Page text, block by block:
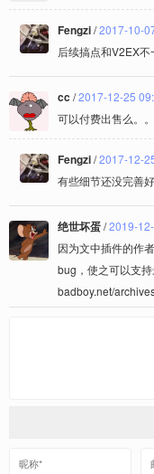
Fengzi/2017-10-
后续搞点和V2EX
cc /2017-12-25
可以付费出售么。。
Fengzi/2017-12-
有些细节还没完善
绝世坏蛋/2019-
因为文中插件的作
bug，使之可以支
badboy.net/